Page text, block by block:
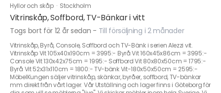
Hyllor och skåp · Stockholm
Vitrinskåp, Soffbord, TV-Bänkar i vitt
Togs bort för 12 år sedan - Till försäljning i 2 månader
Vitrinskåp, Byrå, Console, Soffbord och TV-Bänk i serien Alezzi vit.
Vitrinskåp Vit 105x40x190cm = 3995:- Byrå Vit 160x45x86cm = 3995:-
Console Vit 130x42x75cm = 1995:- Soffbord Vit 80x80x50cm = 1795:-
Byrå Vit 52x31x110cm = 1800:- TV-bänk Vit-180x50x50cm = 2595:-
MöbelKungen säljer vitrinskåp, skänkar, byråer, soffbord, TV-bänkar
mm direkt från vårt lager. Vår Utställning och lager finns i Göteborg för